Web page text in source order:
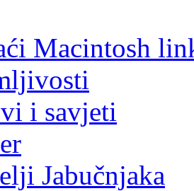
Macintosh
i savjeti
Jabučnjaka